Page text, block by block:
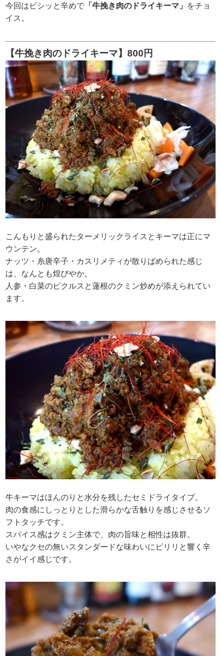
今回はビシッと辛めで 「牛挽き肉のドライキーマ」
をチョ
イス。
【牛挽き肉のドライキーマ】800円
こんもりと盛られたターメリックライスとキーマは正にマ
ウンテン。
ナッツ・糸唐辛子・カスリメティが散りばめられた感じ
は、なんとも煌びやか。
人参・白菜のピクルスと蓮根のクミン炒めが添えられてい
ます。
牛キーマはほんのりと水分を残したセミドライタイプ。
肉の食感にしっとりとした滑らかな舌触りを感じさせるソ
フトタッチです。
スパイス感はクミン主体で、肉の旨味と相性は抜群。
いやなクセの無いスタンダードな味わいにピリリと響く辛
さがイイ感じです。